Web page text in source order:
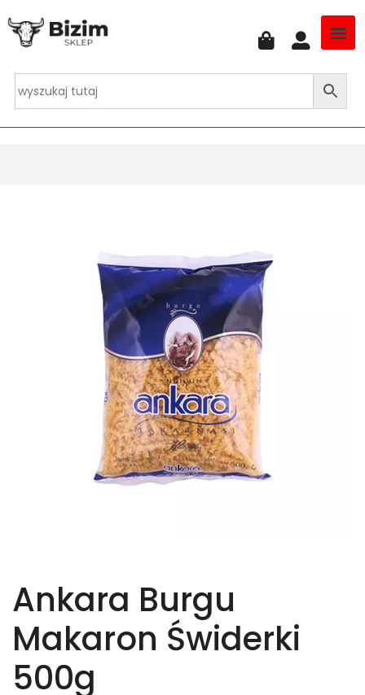
Ankara Burgu
Makaron Świderki
500g